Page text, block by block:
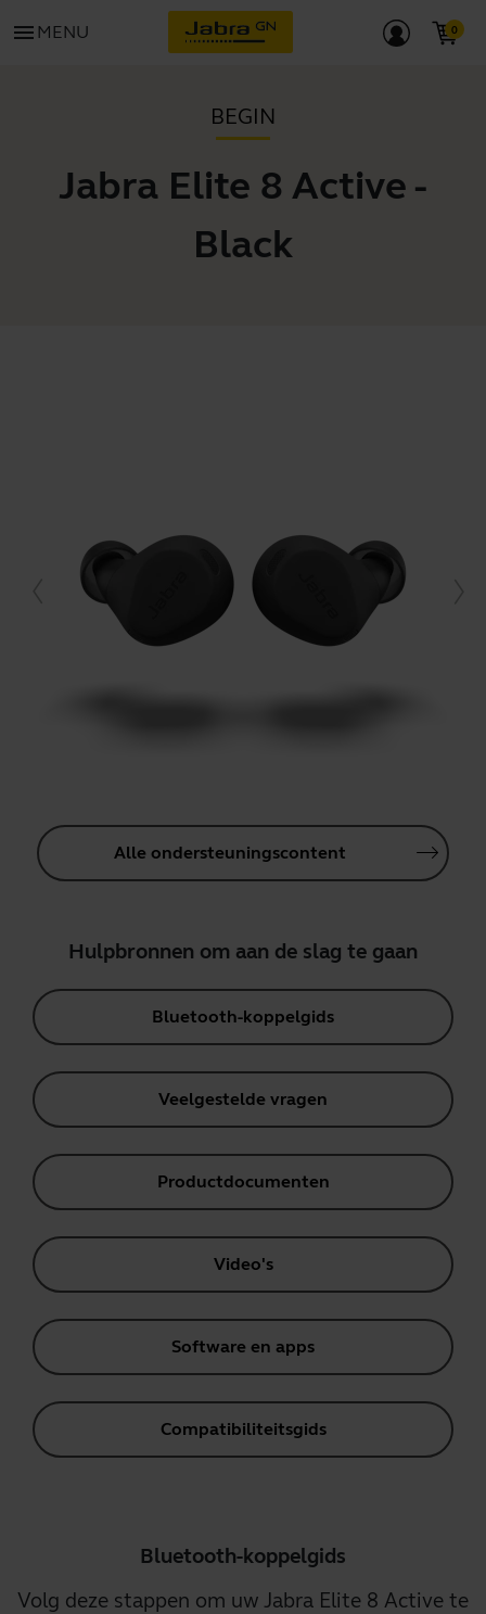
menu MENU
BEGIN
Jabra Elite 8 Active -
Black
Alle ondersteuningscontent
Hulpbronnen om aan de slag te gaan
Bluetooth-koppelgids
Veelgestelde vragen
Productdocumenten
Video's
Software en apps
Compatibiliteitsgids
Bluetooth-koppelgids
Volg deze stappen om uw Jabra Elite 8 Active te